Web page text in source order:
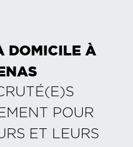
DOMICILE À
POUR
ET LEURS